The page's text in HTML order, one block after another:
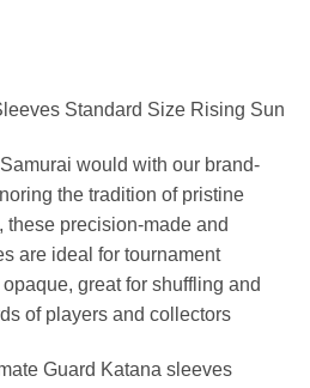
Standard Size Rising Sun
would with our brand-
the tradition of pristine
precision-made and
are ideal for tournament
great for shuffling and
of players and collectors
Guard Katana sleeves